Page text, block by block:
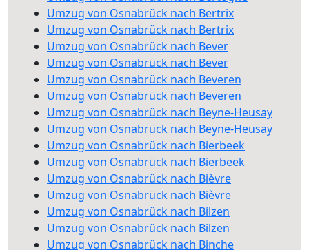
Umzug von Osnabrück nach Bertrix
Umzug von Osnabrück nach Bertrix
Umzug von Osnabrück nach Bever
Umzug von Osnabrück nach Bever
Umzug von Osnabrück nach Beveren
Umzug von Osnabrück nach Beveren
Umzug von Osnabrück nach Beyne-Heusay
Umzug von Osnabrück nach Beyne-Heusay
Umzug von Osnabrück nach Bierbeek
Umzug von Osnabrück nach Bierbeek
Umzug von Osnabrück nach Bièvre
Umzug von Osnabrück nach Bièvre
Umzug von Osnabrück nach Bilzen
Umzug von Osnabrück nach Bilzen
Umzug von Osnabrück nach Binche